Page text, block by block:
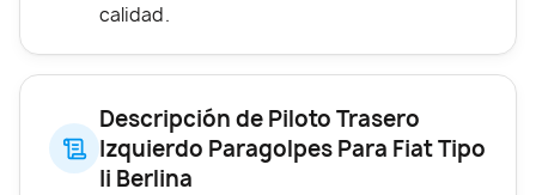
calidad.
Descripción de Piloto Trasero
Izquierdo Paragolpes Para Fiat Tipo
Ii Berlina